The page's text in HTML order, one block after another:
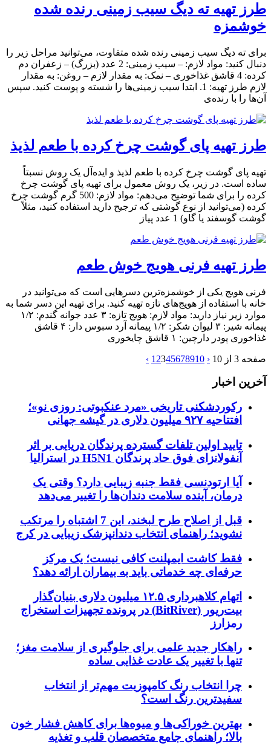
طرز تهیه ته دیگ سیب زمینی رنده شده
خوشمزه
برای ته دیگ سیب زمینی رنده شده متفاوت، می‌توانید مراحل زیر را
دنبال کنید: مواد لازم: – سیب زمینی: 2 عدد (بزرگ) – زعفران دم
کرده: 4 قاشق غذاخوری – نمک: به مقدار لازم – روغن: به مقدار
لازم طرز تهیه: 1. ابتدا سیب زمینی‌ها را شسته و پوست کنید. سپس
آن‌ها را با رنده‌ی
طرز تهیه پای گوشت چرخ کرده با طعم لذیذ
تهیه پای گوشت چرخ کرده با طعم لذیذ و ایده‌آل یک روش نسبتاً
ساده است. در زیر، یک روش معمول برای تهیه پای گوشت چرخ
کرده را برای شما توضیح می‌دهم: مواد لازم: 500 گرم گوشت چرخ
کرده (می‌توانید از نوع گوشتی که ترجیح دارید استفاده کنید، مثلاً
گوشت گوسفند یا گاو) 1 عدد پیاز
طرز تهیه فرنی هویج خوش طعم
فرنی هویج یکی از خوشمزه‌ترین دسرهایی است که می‌توانید در
خانه با استفاده از هویج‌های تازه تهیه کنید. برای تهیه این دسر شما به
موارد زیر نیاز دارید: مواد لازم: هویج تازه: ۳ عدد جوانه گندم: ۱/۲
پیمانه شیر: ۳ لیوان شکر: ۱/۲ پیمانه آرد سبوس دار: ۴ قاشق
غذاخوری پودر دارچین: ۱ قاشق چایخوری
صفحه 3 از 10 ‹
1 2345678910
›
آخرین اخبار
رکوردشکنی تاریخی «مرد عنکبوتی: روزی نو»؛
افتتاحیه ۹۲۷ میلیون دلاری در گیشه جهانی
تایید اولین تلفات گسترده پرندگان دریایی بر اثر
آنفولانزای فوق حاد پرندگان H5N1 در استرالیا
آیا ارتودنسی فقط جنبه زیبایی دارد؟ وقتی یک
درمان، آینده سلامت دندان‌ها را تغییر می‌دهد
قبل از اصلاح طرح لبخند، این 7 اشتباه را مرتکب
نشوید؛ راهنمای انتخاب دندانپزشک زیبایی در کرج
فقط کاشت ایمپلنت کافی نیست؛ یک مرکز
حرفه‌ای چه خدماتی باید به بیماران ارائه دهد؟
اتهام کلاهبرداری ۱۲.۵ میلیون دلاری بنیان‌گذار
بیت‌ریور (BitRiver) در پرونده تجهیزات استخراج
رمزارز
راهکار جدید علمی برای جلوگیری از سلامت مغز؛
تنها با تغییر یک عادت غذایی ساده
چرا انتخاب رنگ کامپوزیت مهم‌تر از انتخاب
سفیدترین رنگ است؟
بهترین خوراکی‌ها و میوه‌ها برای کاهش فشار خون
بالا؛ راهنمای جامع متخصصان قلب و تغذیه